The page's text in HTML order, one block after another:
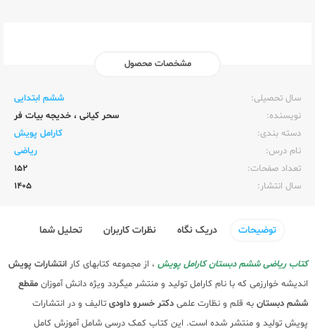
مشخصات محصول
سال تحصیلی:‌
ششم ابتدایی
نویسنده:‌
سحر کیانی ، خدیجه بیات فر
دسته بندی:
کارامل پویش
نام درس:
ریاضی
تعداد صفحات:‌
152
سال انتشار:‌
1405
توضیحات دریک نگاه نظرات کاربران تحلیل شما
کتاب ریاضی ششم دبستان کارامل پویش ، از مجموعه کتابهای کار انتشارات پویش
اندیشه خوارزمی که با نام کارامل تولید و منتشر میگردد ویژه دانش آموزان مقطع
ششم دبستان به قلم و نظارت علمی دکتر خسرو داودی تالیف و در انتشارات
پویش تولید و منتشر شده است. این کتاب کمک درسی شامل آموزش کامل